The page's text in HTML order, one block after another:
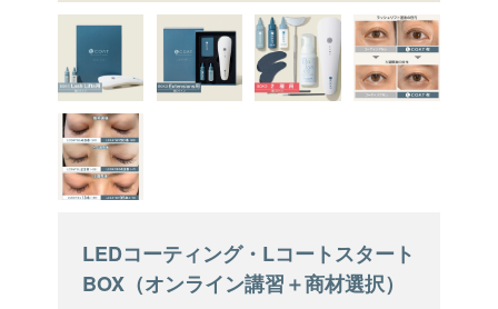
LEDコーティング・Lコートスタート
BOX（オンライン講習＋商材選択）